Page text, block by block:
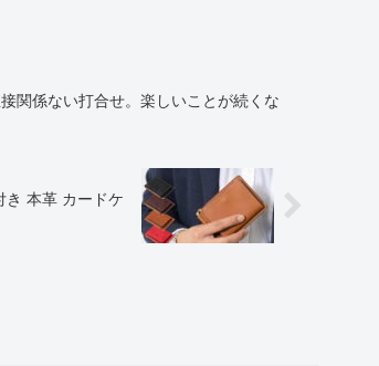
関係ない打合せ。楽しいことが続くな
本革 カードケ